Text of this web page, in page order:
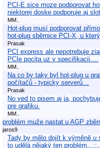
PCI-E sice moze podporovat
niektorej doske podporuje aj
MM..
Hot-plug musí podporovat
hot-plug sběrnice PCI-X, u
Prasak
PCI express ale nepotrebuje
PCIe pocita uz v specifikacii.…
MM..
Na co by taky byl hot-plug u
počítačů - typicky serverů…
Prasak
No ved to pisem aj ja,
pre grafiku.
MM..
problém muže nastat u AGP
jaros9
Tady by mělo dojít k výměně u
to udělá nějaký ten problém...::…